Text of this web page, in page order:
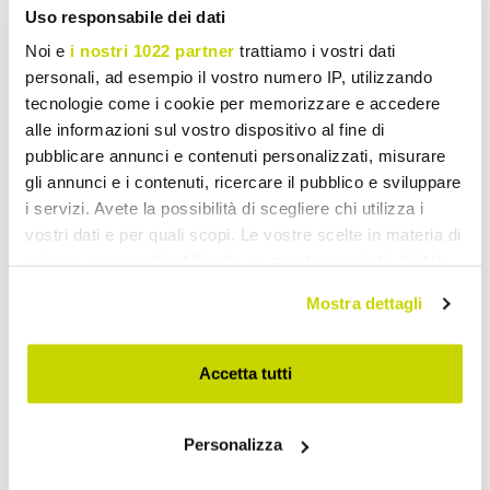
Uso responsabile dei dati
Noi e i nostri 1022 partner trattiamo i vostri dati
personali, ad esempio il vostro numero IP, utilizzando
tecnologie come i cookie per memorizzare e accedere
alle informazioni sul vostro dispositivo al fine di
pubblicare annunci e contenuti personalizzati, misurare
gli annunci e i contenuti, ricercare il pubblico e sviluppare
i servizi. Avete la possibilità di scegliere chi utilizza i
vostri dati e per quali scopi. Le vostre scelte in materia di
modificare o revocare il proprio consenso in qualsiasi
momento dalla Dichiarazione sui cookie o facendo clic
sull'icona di attivazione della privacy.
raccogliere informazioni sulla tua posizione
Mostra dettagli
Accetta tutti
Personalizza
Oferta por tiempo limitado.